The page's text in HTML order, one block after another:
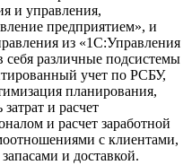
и управления,
предприятием», и
из «1С:Управления
различные подсистемы
учет по РСБУ,
планирования,
и расчет
и расчет заработной
с клиентами,
и доставкой.